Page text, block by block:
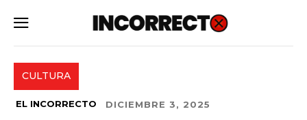
CULTURA
EL INCORRECTO DICIEMBRE 3, 2025